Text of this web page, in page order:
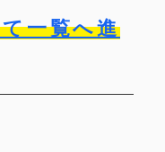
一覧へ進